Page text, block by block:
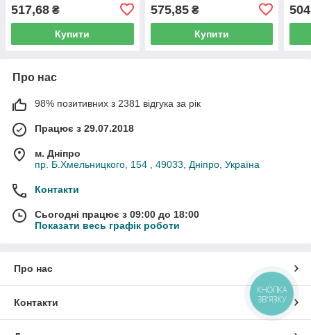
517,68 ₴
Купити
575,85₴
Купити
Про нас
98% позитивних з 2381 відгука за рік
Працює з 29.07.2018
м. Дніпро
пр. Б.Хмельницкого, 154 , 49033, Дніпро, Україна
Контакти
Сьогодні працює з 09:00 до 18:00
Показати весь графік роботи
Про нас
Контакти
КНОПКА
ЗВ'ЯЗКУ